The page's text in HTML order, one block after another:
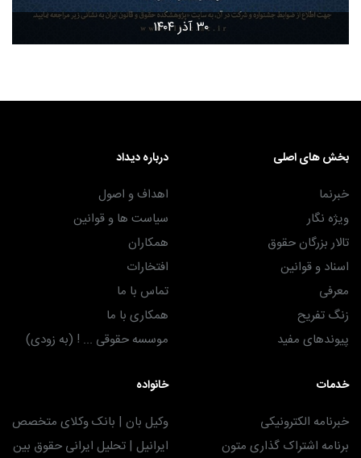
۳۰ آذر ۱۴۰۴
بخش های اصلی
خبرنما
ویژه نگار
تالار بزرگان حقوق
اسناد و قوانین
معرفی
زنگ تفریح
پیوندهای مفید
درباره دیداد
اهداف و اصول
سیاست ها و قوانین
همکاران
افتخارات
تماس با ما
همکاری با ما
موسسه حقوقی ... ! (به زودی)
خدمات
خبرنامه الکترونیکی
برنامه اشتراک گذاری متون
خانواده
وکیل بان | بانک وکلای متخصص
ایرانیل | تحلیل ایرانی حقوق بین